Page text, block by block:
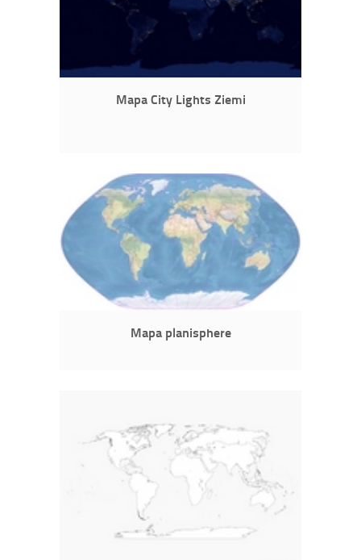
Mapa City Lights Ziemi
Mapa planisphere